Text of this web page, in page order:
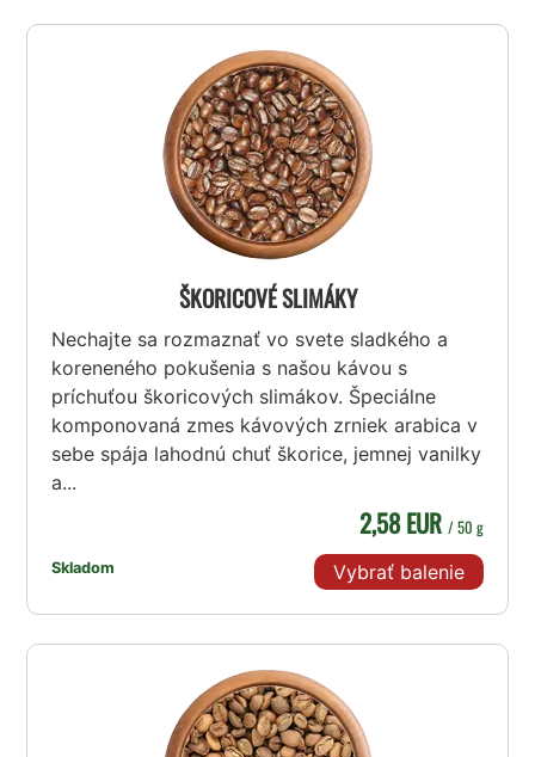
ŠKORICOVÉ SLIMÁKY
Nechajte sa rozmaznať vo svete sladkého a
koreneného pokušenia s našou kávou s
príchuťou škoricových slimákov. Špeciálne
komponovaná zmes kávových zrniek arabica v
sebe spája lahodnú chuť škorice, jemnej vanilky
a...
Skladom
2,58 EUR / 50 g
Vybrať balenie